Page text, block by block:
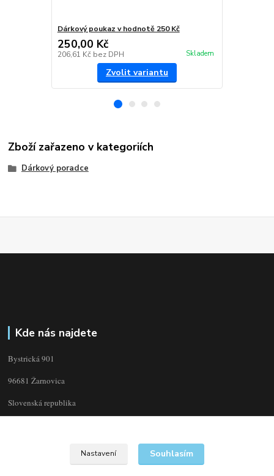
Dárkový poukaz v hodnotě 250 Kč
250,00 Kč
206,61 Kč bez DPH Skladem
Zvolit variantu
Zboží zařazeno v kategoriích
Dárkový poradce
Kde nás najdete
Bystrická 901
96681 Žarnovica
Slovenská republika
Nastavení Souhlasím